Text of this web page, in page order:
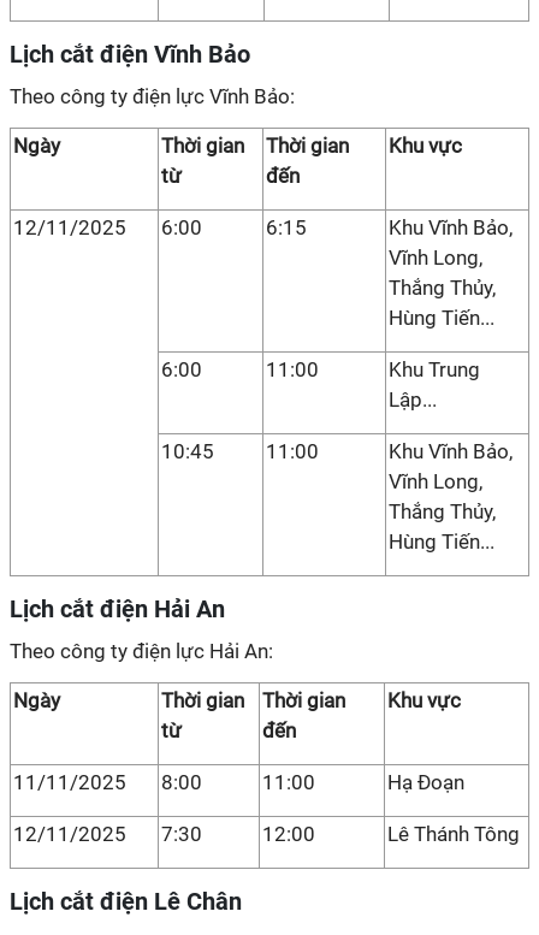
Lịch cắt điện Vĩnh Bảo
Theo công ty điện lực Vĩnh Bảo:
Ngày
Thời gian
từ
Thời gian
đến
Khu vực
12/11/2025 6:00 6:15
Khu Vĩnh Bảo,
Vĩnh Long,
Thắng Thủy,
Hùng Tiến...
6:00 11:00
Khu Trung
Lập...
10:45 11:00
Khu Vĩnh Bảo,
Vĩnh Long,
Thắng Thủy,
Hùng Tiến...
Lịch cắt điện Hải An
Theo công ty điện lực Hải An:
Ngày
Thời gian
từ
Thời gian
đến
Khu vực
11/11/2025 8:00 11:00 Hạ Đoạn
12/11/2025 7:30 12:00 Lê Thánh Tông
Lịch cắt điện Lê Chân